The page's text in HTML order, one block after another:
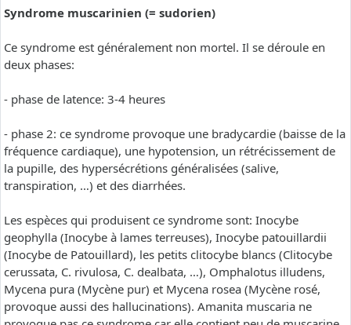
Syndrome muscarinien (= sudorien)
Ce syndrome est généralement non mortel. Il se déroule en
deux phases:
- phase de latence: 3-4 heures
- phase 2: ce syndrome provoque une bradycardie (baisse de la
fréquence cardiaque), une hypotension, un rétrécissement de
la pupille, des hypersécrétions généralisées (salive,
transpiration, …) et des diarrhées.
Les espèces qui produisent ce syndrome sont: Inocybe
geophylla (Inocybe à lames terreuses), Inocybe patouillardii
(Inocybe de Patouillard), les petits clitocybe blancs (Clitocybe
cerussata, C. rivulosa, C. dealbata, …), Omphalotus illudens,
Mycena pura (Mycène pur) et Mycena rosea (Mycène rosé,
provoque aussi des hallucinations). Amanita muscaria ne